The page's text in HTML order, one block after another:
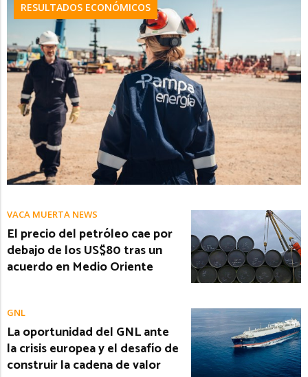
RESULTADOS ECONÓMICOS
VACA MUERTA NEWS
El precio del petróleo cae por
debajo de los US$80 tras un
acuerdo en Medio Oriente
GNL
La oportunidad del GNL ante
la crisis europea y el desafío de
construir la cadena de valor